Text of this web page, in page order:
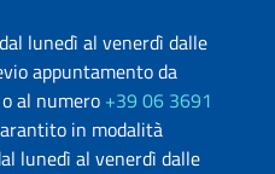
lunedì al venerdì dalle
appuntamento da
o al numero +39 06 3691
in modalità
lunedì al venerdì dalle